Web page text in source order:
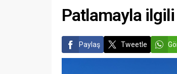
Patlamayla ilgili
Paylaş Tweetle